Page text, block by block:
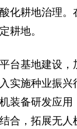
化耕地治理
耕地。
台基地建设
实施种业振
装备研发应
合，拓展无